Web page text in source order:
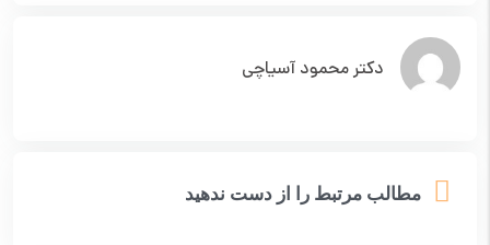
دکتر محمود آسیاچی
مطالب مرتبط را از دست ندهید